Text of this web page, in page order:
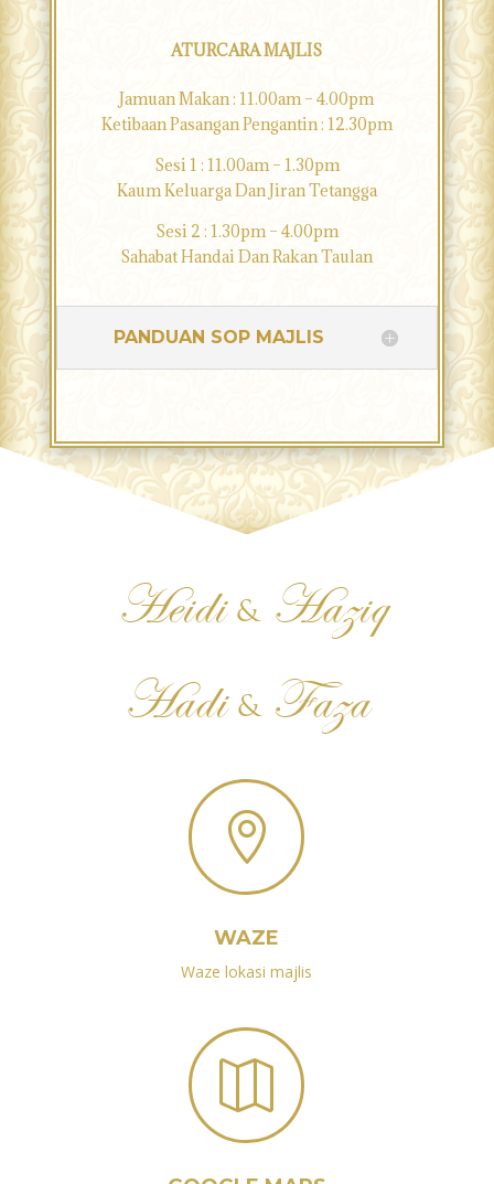
ATURCARA MAJLIS
Jamuan Makan : 11.00am – 4.00pm
Ketibaan Pasangan Pengantin : 12.30pm
Sesi 1 : 11.00am – 1.30pm
Kaum Keluarga Dan Jiran Tetangga
Sesi 2 : 1.30pm – 4.00pm
Sahabat Handai Dan Rakan Taulan
PANDUAN SOP MAJLIS
Heidi &Haziq
Hadi &Faza

WAZE
Waze lokasi majlis
